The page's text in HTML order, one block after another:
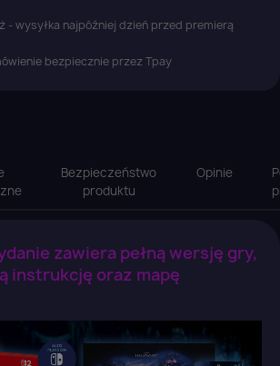
- wysyłka najpóźniej dzień przed premierą
bezpiecznie przez Tpay
Bezpieczeństwo
produktu
Opinie
zawiera pełną wersję gry,
instrukcję oraz mapę